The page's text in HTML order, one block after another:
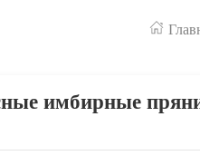
имбирные